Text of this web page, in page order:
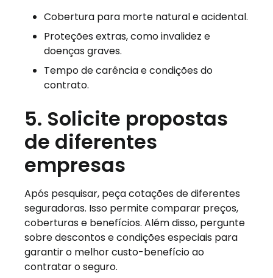
Cobertura para morte natural e acidental.
Proteções extras, como invalidez e
doenças graves.
Tempo de carência e condições do
contrato.
5. Solicite propostas
de diferentes
empresas
Após pesquisar, peça cotações de diferentes
seguradoras. Isso permite comparar preços,
coberturas e benefícios. Além disso, pergunte
sobre descontos e condições especiais para
garantir o melhor custo-benefício ao
contratar o seguro.